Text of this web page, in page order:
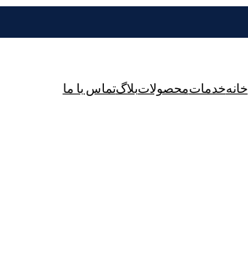
خانهخدماتمحصولاتبلاگتماس با ما